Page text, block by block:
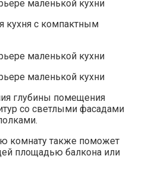
кухня с компактным
глубины помещения
со светлыми фасадами
комнату также поможет
площадью балкона или